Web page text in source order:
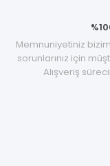
Memnuniyetiniz
sorunlarınız için
Alışveriş